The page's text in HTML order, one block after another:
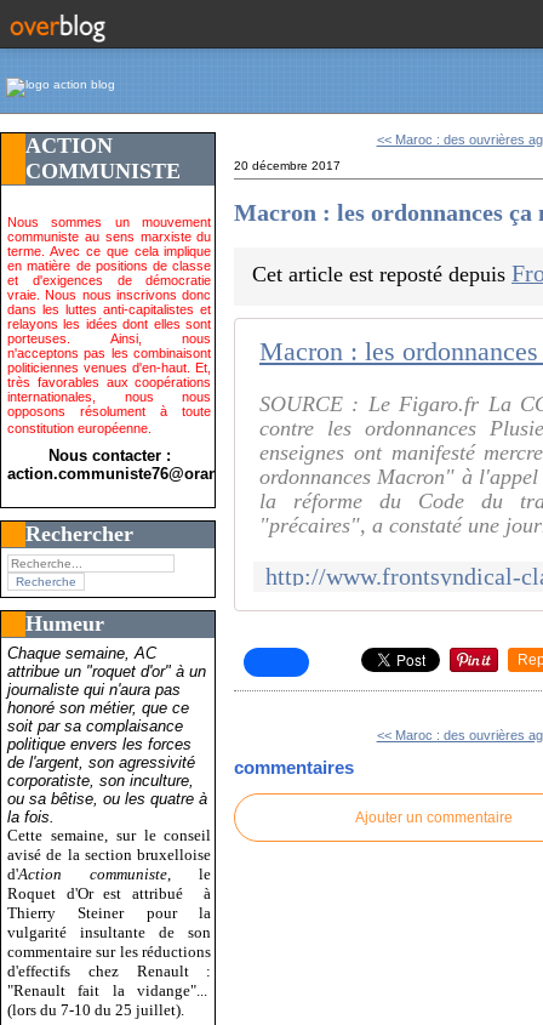
ACTION
COMMUNISTE
Nous sommes un mouvement
communiste au sens marxiste du
terme. Avec ce que cela implique
en matière de positions de classe
et d'exigences de démocratie
vraie. Nous nous inscrivons donc
dans les luttes anti-capitalistes et
relayons les idées dont elles sont
porteuses. Ainsi, nous
n'acceptons pas les combinaisont
politiciennes venues d'en-haut. Et,
très favorables aux coopérations
internationales, nous nous
opposons résolument à toute
constitution européenne.
Nous contacter :
action.communiste76@orange.fr>
Rechercher
Humeur
Chaque semaine, AC
attribue un "roquet d'or" à un
journaliste qui n'aura pas
honoré son métier, que ce
soit par sa complaisance
politique envers les forces
de l'argent, son agressivité
corporatiste, son inculture,
ou sa bêtise, ou les quatre à
la fois.
Cette semaine, sur le conseil
avisé de la section bruxelloise
d'Action communiste , le
Roquet d'Or est attribué
à
Thierry Steiner pour la
vulgarité insultante de son
commentaire sur les réductions
d'effectifs chez Renault :
"Renault fait la vidange"...
(lors du 7-10 du 25 juillet).
<< Maroc : des ouvrières
20 décembre 2017
Macron : les ordonnances ça
Cet article est reposté depuis
Macron : les
SOURCE : Le Figaro.fr La
contre les ordonnances
enseignes ont manifesté
ordonnances Macron" à
la réforme du Code du
"précaires", a constaté une
<< Maroc : des ouvrières
commentaires
Ajouter un commentaire